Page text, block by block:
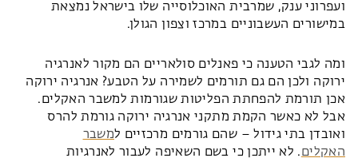
ועפרוני ענק, שמרבית האוכלוסייה שלו בישראל נמצאת
במישורים העשבוניים במרכז וצפון הגולן.
ומה לגבי הטענה כי פאנלים סולאריים הם מקור לאנרגיה
ירוקה ולכן הם גם תורמים לשמירה על הטבע? אנרגיה ירוקה
אכן תורמת להפחתת הפליטות שגורמות למשבר האקלים.
אבל לא כאשר הקמת מתקני אנרגיה ירוקה גורמת להרס
ואובדן בתי גידול – שהם גורמים מרכזיים למשבר
האקלים. לא ייתכן כי בשם השאיפה לעבור לאנרגיות